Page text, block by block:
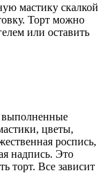
мастику скалкой
Торт можно
или оставить
цветы,
роспись,
надпись. Это
торт. Все зависит